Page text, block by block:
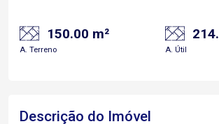
150.00 m²
A. Terreno A. Útil
Descrição do Imóvel